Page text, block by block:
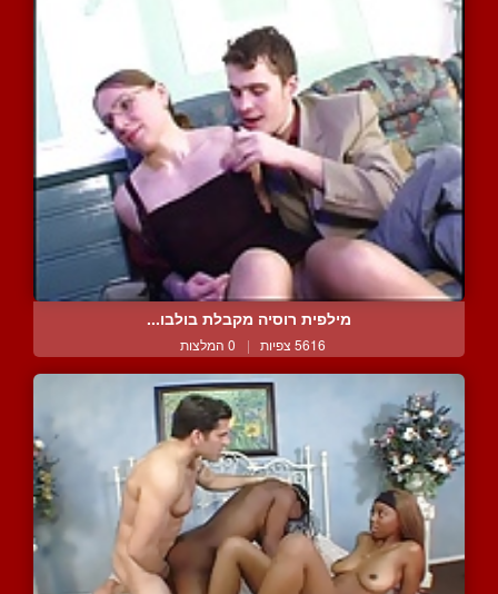
מילפית רוסיה מקבלת בולבו...
5616 צפיות | 0 המלצות